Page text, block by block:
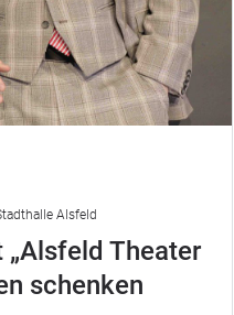
Alsfeld
Theater
schenken